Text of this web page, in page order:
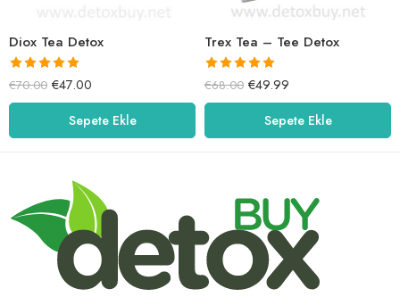
Diox Tea Detox
5 üzerinden
5.00oy aldı
€70.00 €47.00
Sepete Ekle
Trex Tea – Tee Detox
5 üzerinden
5.00oy aldı
€68.00 €49.99
Sepete Ekle